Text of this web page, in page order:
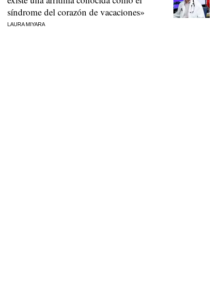
síndrome del corazón de vacaciones»
LAURA MIYARA